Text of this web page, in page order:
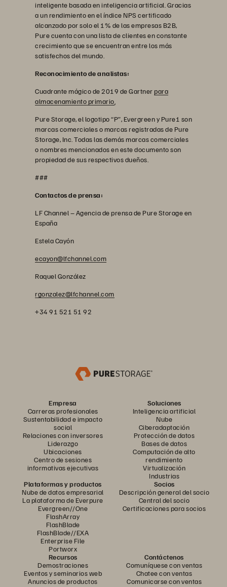
inteligente basada en inteligencia artificial. Gracias
a un rendimiento en el índice NPS certificado
alcanzado por solo el 1% de las empresas B2B,
Pure cuenta con una lista de clientes en constante
crecimiento que se encuentran entre los más
satisfechos del mundo.
Reconocimiento de analistas:
Cuadrante mágico de 2019 de Gartnerpara
almacenamiento primario
Pure Storage, el logotipo “P”, Evergreen y Pure1 son
marcas comerciales o marcas registradas de Pure
Storage, Inc. Todas las demás marcas comerciales
o nombres mencionados en este documento son
propiedad de sus respectivos dueños.
###
Contactos de prensa:
LF Channel – Agencia de prensa de Pure Storage en
España
Estela Cayón
ecayon@lfchannel.com
Raquel González
rgonzalez@lfchannel.com
+34 91 521 51 92
Empresa
Carreras profesionales
Sustentabilidad e impacto
social
Relaciones con inversores
Liderazgo
Ubicaciones
Centro de sesiones
informativas ejecutivas
Soluciones
Inteligencia artificial
Nube
Ciberadaptación
Protección de datos
Bases de datos
Computación de alto
rendimiento
Virtualización
Industrias
Plataformas y productos
Nube de datos empresarial
La plataforma de Everpure
Evergreen//One
FlashArray
FlashBlade
FlashBlade//EXA
Enterprise File
Portworx
Socios
Descripción general del socio
Central del socio
Certificaciones para socios
Recursos
Demostraciones
Eventos y seminarios web
Anuncios de productos
Contáctenos
Comuníquese con ventas
Chatee con ventas
Comunicarse con ventas